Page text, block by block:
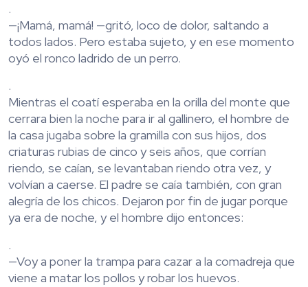
.
—¡Mamá, mamá! —gritó, loco de dolor, saltando a
todos lados. Pero estaba sujeto, y en ese momento
oyó el ronco ladrido de un perro.
.
Mientras el coatí esperaba en la orilla del monte que
cerrara bien la noche para ir al gallinero, el hombre de
la casa jugaba sobre la gramilla con sus hijos, dos
criaturas rubias de cinco y seis años, que corrían
riendo, se caían, se levantaban riendo otra vez, y
volvían a caerse. El padre se caía también, con gran
alegría de los chicos. Dejaron por fin de jugar porque
ya era de noche, y el hombre dijo entonces:
.
—Voy a poner la trampa para cazar a la comadreja que
viene a matar los pollos y robar los huevos.